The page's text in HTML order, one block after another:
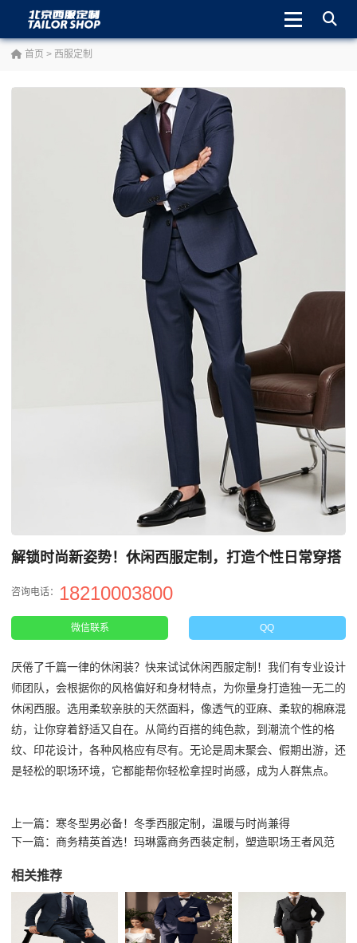
首页 > 西服定制
解锁时尚新姿势！休闲西服定制，打造个性日常穿搭
咨询电话： 18210003800
微信联系 QQ
厌倦了千篇一律的休闲装？快来试试休闲西服定制！我们有专业设计
师团队，会根据你的风格偏好和身材特点，为你量身打造独一无二的
休闲西服。选用柔软亲肤的天然面料，像透气的亚麻、柔软的棉麻混
纺，让你穿着舒适又自在。从简约百搭的纯色款，到潮流个性的格
纹、印花设计，各种风格应有尽有。无论是周末聚会、假期出游，还
是轻松的职场环境，它都能帮你轻松拿捏时尚感，成为人群焦点。
上一篇： 寒冬型男必备！冬季西服定制，温暖与时尚兼得
下一篇： 商务精英首选！玛琳露商务西装定制，塑造职场王者风范
相关推荐